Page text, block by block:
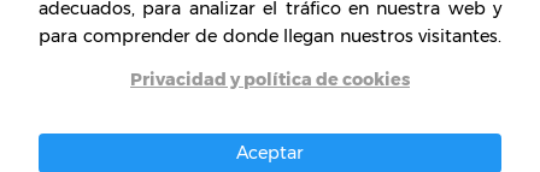
permitiendo ver el área de salas como un
único gran lugar integrado.
adecuados, para analizar el tráfico en nuestra web y
para comprender de donde llegan nuestros visitantes.
Privacidad y política de cookies
Aceptar